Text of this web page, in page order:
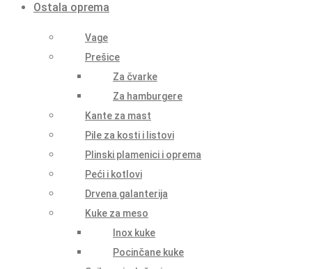
Ostala oprema
Vage
Prešice
Za čvarke
Za hamburgere
Kante za mast
Pile za kosti i listovi
Plinski plamenici i oprema
Peći i kotlovi
Drvena galanterija
Kuke za meso
Inox kuke
Pocinčane kuke